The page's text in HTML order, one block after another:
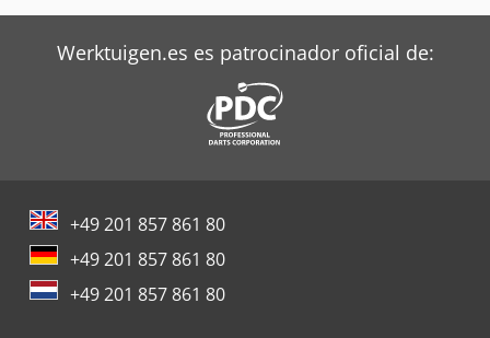
Siemens Motores Eléctricos
Trane Aires Acondicionados
Ziehl Abegg Ventiladores
Werktuigen.es es patrocinador oficial de:
+49 201 857 861 80
+49 201 857 861 80
+49 201 857 861 80